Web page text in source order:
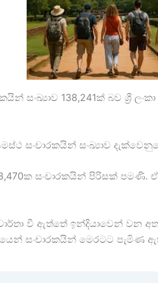
සංඛ්‍යාව 138,241ක් බව ශ්‍රී
සංචාරකයින් සංඛ්‍යාව
සංචාරකයින් පිරිසක් පමණි.
වී ඇත්තේ ඉන්දියාවෙන් වන
සංචාරකයින් මෙරටට පැමිණ